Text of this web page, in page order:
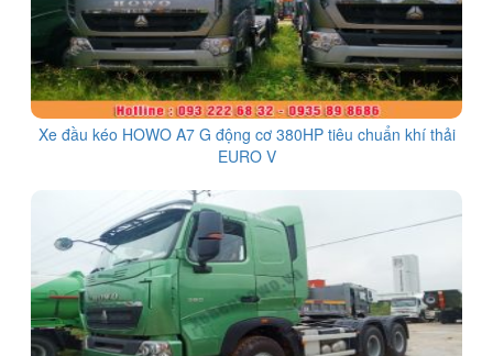
Xe đầu kéo HOWO A7 G động cơ 380HP tiêu chuẩn khí thải
EURO V